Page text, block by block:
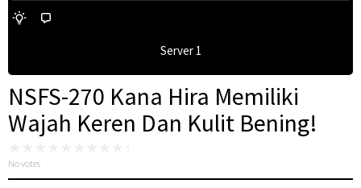
Server 1
NSFS-270 Kana Hira Memiliki
Wajah Keren Dan Kulit Bening!
No votes